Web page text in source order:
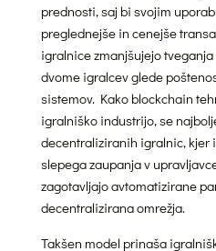
prednosti, saj bi svojim
preglednejše in cenejše
igralnice zmanjšujejo
dvome igralcev glede
sistemov. Kako blockchain
igralniško industrijo, se
decentraliziranih igralnic, kjer
slepega zaupanja v
zagotavljajo avtomatizirane
decentralizirana omrežja.
Takšen model prinaša